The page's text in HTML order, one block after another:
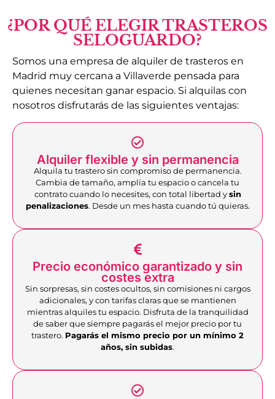
¿POR QUÉ ELEGIR TRASTEROS
SELOGUARDO?
Somos una empresa de alquiler de trasteros en
Madrid muy cercana a Villaverde pensada para
quienes necesitan ganar espacio. Si alquilas con
nosotros disfrutarás de las siguientes ventajas:
Alquiler flexible y sin permanencia
Alquila tu trastero sin compromiso de permanencia.
Cambia de tamaño, amplía tu espacio o cancela tu
contrato cuando lo necesites, con total libertad ysin
penalizaciones. Desde un mes hasta cuando tú quieras.
Precio económico garantizado y sin
costes extra
Sin sorpresas, sin costes ocultos, sin comisiones ni cargos
adicionales, y con tarifas claras que se mantienen
mientras alquiles tu espacio. Disfruta de la tranquilidad
de saber que siempre pagarás el mejor precio por tu
trastero. Pagarás el mismo precio por un mínimo 2
años, sin subidas.